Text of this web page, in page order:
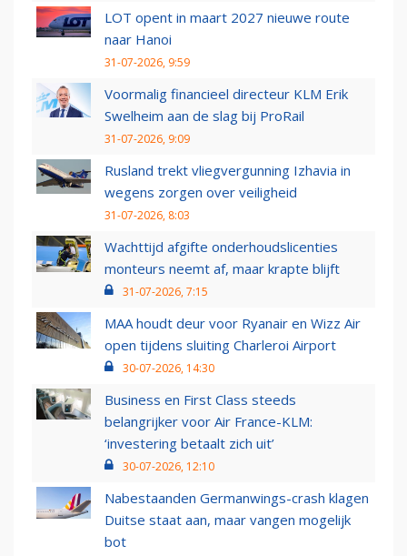
LOT opent in maart 2027 nieuwe route
naar Hanoi
31-07-2026, 9:59
Voormalig financieel directeur KLM Erik
Swelheim aan de slag bij ProRail
31-07-2026, 9:09
Rusland trekt vliegvergunning Izhavia in
wegens zorgen over veiligheid
31-07-2026, 8:03
Wachttijd afgifte onderhoudslicenties
monteurs neemt af, maar krapte blijft
31-07-2026, 7:15
MAA houdt deur voor Ryanair en Wizz Air
open tijdens sluiting Charleroi Airport
30-07-2026, 14:30
Business en First Class steeds
belangrijker voor Air France-KLM:
‘investering betaalt zich uit’
30-07-2026, 12:10
Nabestaanden Germanwings-crash klagen
Duitse staat aan, maar vangen mogelijk
bot